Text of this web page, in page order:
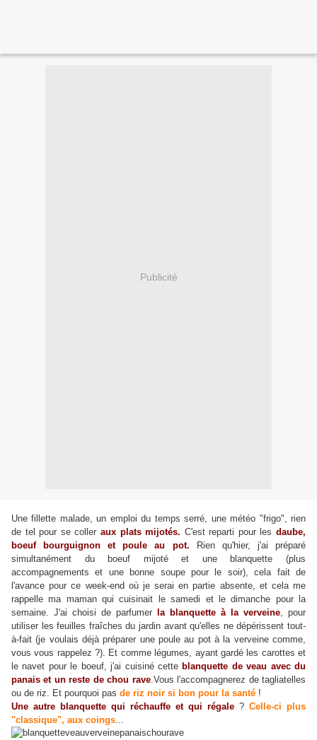
Publicité
Une fillette malade, un emploi du temps serré, une météo "frigo", rien
de tel pour se coller aux plats mijotés. C'est reparti pour lesdaube,
boeuf bourguignon et poule au pot. Rien qu'hier, j'ai préparé
simultanément du boeuf mijoté et une blanquette (plus
accompagnements et une bonne soupe pour le soir), cela fait de
l'avance pour ce week-end où je serai en partie absente, et cela me
rappelle ma maman qui cuisinait le samedi et le dimanche pour la
semaine. J'ai choisi de parfumer
la blanquette à la verveine, pour
utiliser les feuilles fraîches du jardin avant qu'elles ne dépérissent tout-
à-fait (je voulais déjà préparer une poule au pot à la verveine comme,
vous vous rappelez ?). Et comme légumes, ayant gardé les carottes et
le navet pour le boeuf, j'ai cuisiné cette blanquette de veau avec du
panais et un reste de chou rave.Vous l'accompagnerez de tagliatelles
ou de riz. Et pourquoi pas de riz noir si bon pour la santé !
Une autre blanquette qui réchauffe et qui régale ? Celle-ci plus
"classique", aux coings...